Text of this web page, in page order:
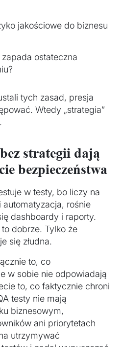
jakościowe do biznesu
ostateczna
tych zasad, presja
Wtedy „strategia”
strategii dają
bezpieczeństwa
w testy, bo liczy na
rośnie
dashboardy i raporty.
dobrze. Tylko że
się złudna.
to, co
w sobie nie odpowiadają
to, co faktycznie chroni
testy nie mają
biznesowym,
ani priorytetach
utrzymywać